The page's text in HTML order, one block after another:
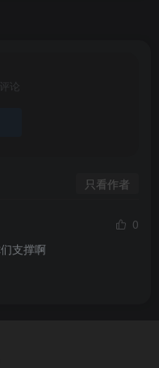
论
只看作者
0
支撑啊